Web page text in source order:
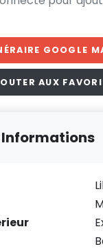
GOOGLE
AUX
Informations